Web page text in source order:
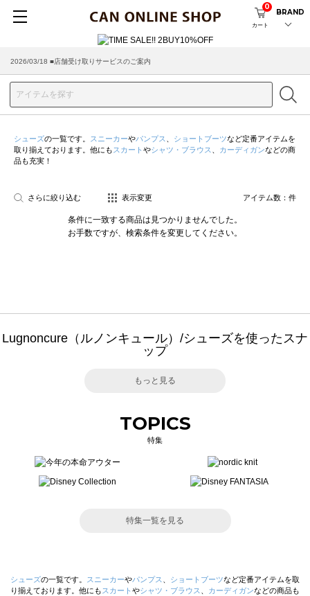
カート
0
BRAND
2026/03/18 ■店舗受け取りサービスのご案内
シューズの一覧です。 スニーカーやパンプス ショートブーツなど定番アイテムを
取り揃えております。他にも スカート やシャツ・ブラウス カーディガンなどの商
品も充実！
さらに絞り込む 表示変更 アイテム数： 件
条件に一致する商品は見つかりませんでした。
お手数ですが、検索条件を変更してください。
Lugnoncure（ルノンキュール）/シューズを使ったスナ
ップ
もっと見る
TOPICS
特集
特集一覧を見る
シューズの一覧です。 スニーカーやパンプス ショートブーツなど定番アイテムを取
り揃えております。他にも スカート やシャツ・ブラウス カーディガンなどの商品も